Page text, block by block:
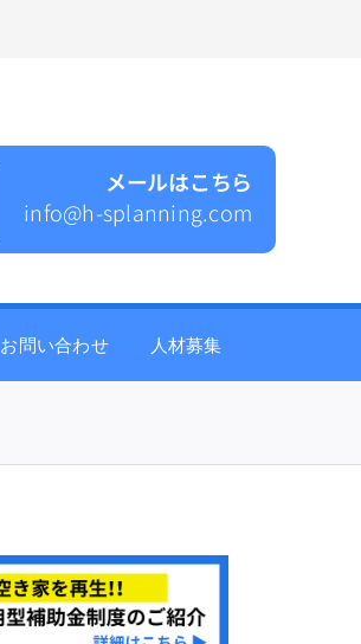
メールはこちら
info@h-splanning.com
お問い合わせ 人材募集